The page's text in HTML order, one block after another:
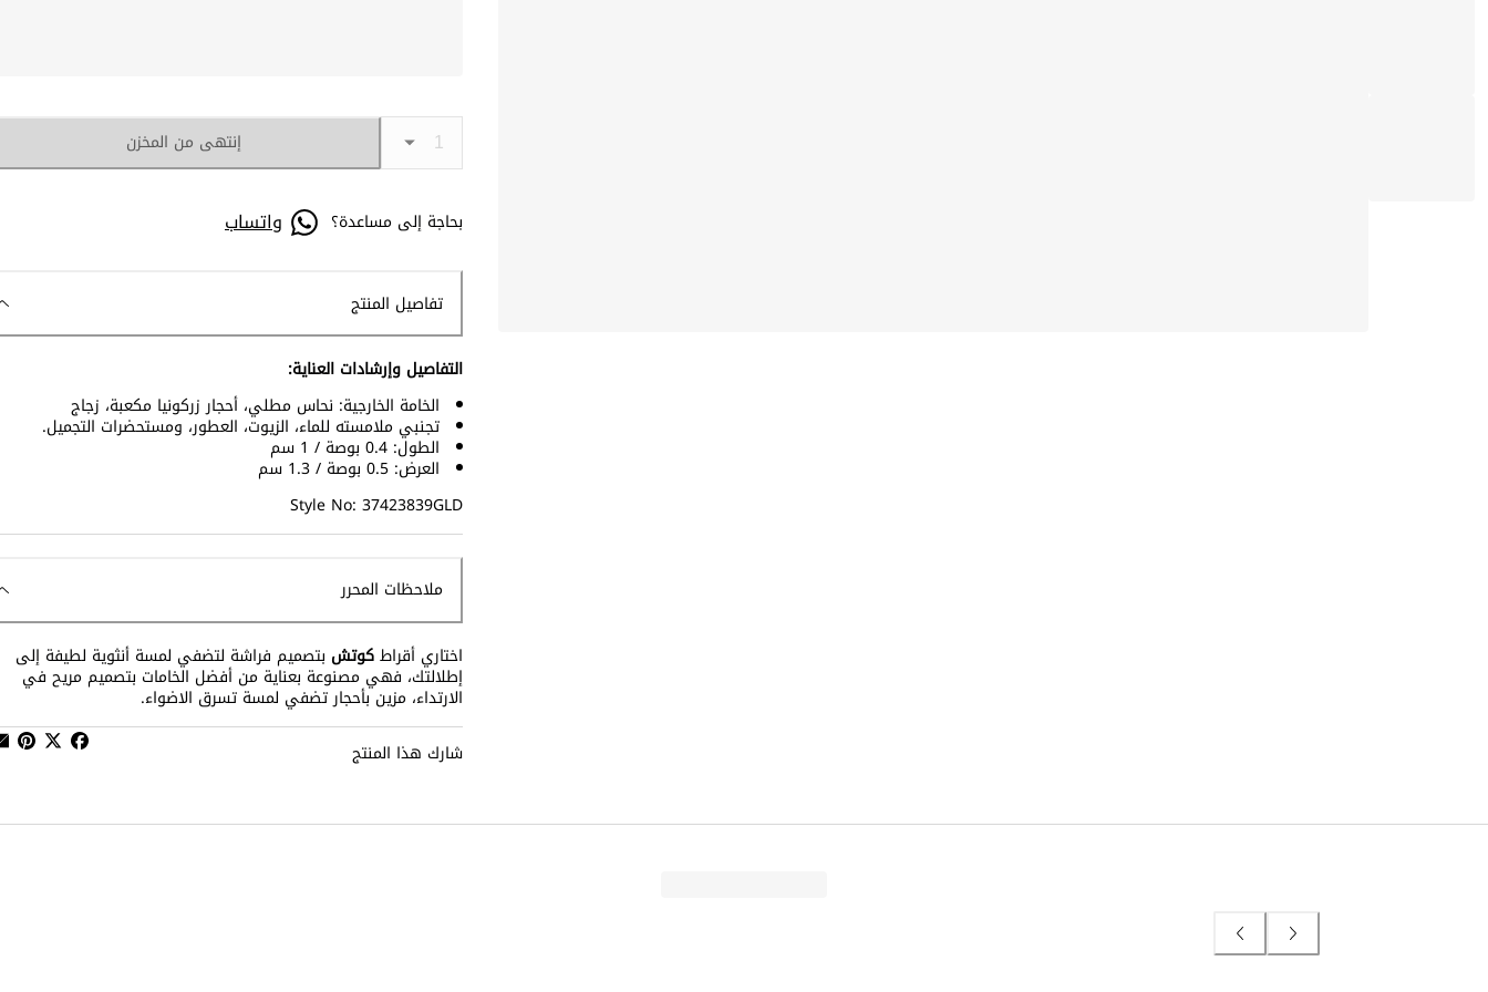
إنتهى من المخزن
بحاجة إلى مساعدة؟ واتساب
تفاصيل المنتج
التفاصيل وإرشادات العناية:
الخامة الخارجية: نحاس مطلي، أحجار زركونيا مكعبة، زجاج
تجنبي ملامسته للماء، الزيوت، العطور، ومستحضرات التجميل.
الطول: 0.4 بوصة / 1 سم
العرض: 0.5 بوصة / 1.3 سم
Style No: 37423839GLD
ملاحظات المحرر
اختاري أقراطكوتش بتصميم فراشة لتضفي لمسة أنثوية لطيفة إلى
إطلالتك، فهي مصنوعة بعناية من أفضل الخامات بتصميم مريح في
الارتداء، مزين بأحجار تضفي لمسة تسرق الاضواء.
شارك هذا المنتج